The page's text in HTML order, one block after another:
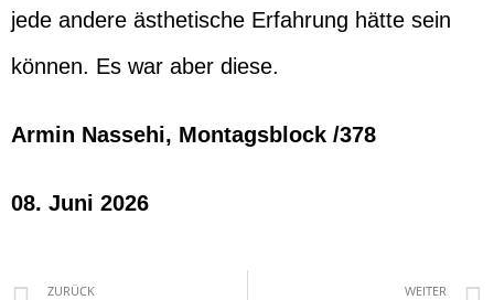
jede andere ästhetische Erfahrung hätte sein
können. Es war aber diese.
Armin Nassehi, Montagsblock /378
08. Juni 2026
ZURÜCK WEITER